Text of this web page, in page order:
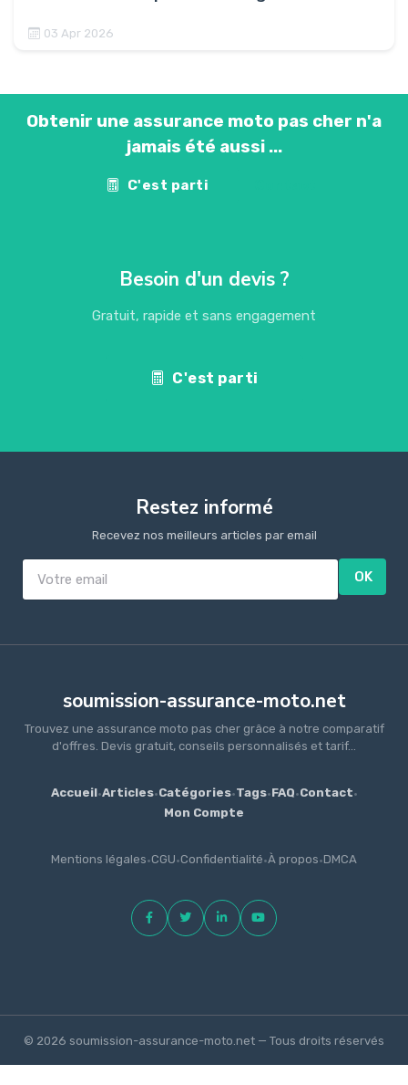
03 Apr 2026
Obtenir une assurance moto pas cher n'a
jamais été aussi ...
C'est parti
Besoin d'un devis ?
Gratuit, rapide et sans engagement
C'est parti
Restez informé
Recevez nos meilleurs articles par email
OK
soumission-assurance-moto.net
Trouvez une assurance moto pas cher grâce à notre comparatif
d'offres. Devis gratuit, conseils personnalisés et tarif...
Accueil·Articles·Catégories·Tags·FAQ·Contact·
Mon Compte
Mentions légales·CGU·Confidentialité·À propos·DMCA
© 2026 soumission-assurance-moto.net — Tous droits réservés